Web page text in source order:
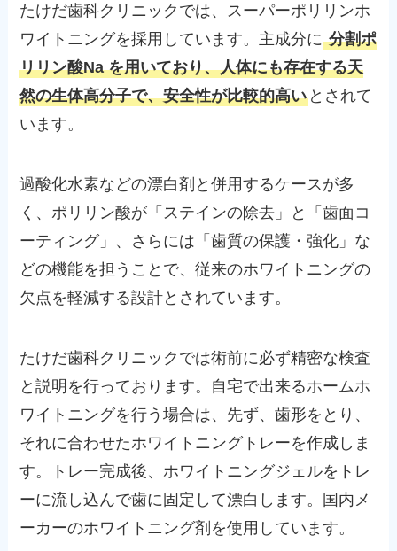
たけだ歯科クリニックでは、スーパーポリリンホ
ワイトニングを採用しています。主成分に分割ポ
リリン酸Na を用いており、人体にも存在する天
然の生体高分子で、安全性が比較的高い とされて
います。
過酸化水素などの漂白剤と併用するケースが多
く、ポリリン酸が「ステインの除去」と「歯面コ
ーティング」、さらには「歯質の保護・強化」な
どの機能を担うことで、従来のホワイトニングの
欠点を軽減する設計とされています。
たけだ歯科クリニックでは術前に必ず精密な検査
と説明を行っております。自宅で出来るホームホ
ワイトニングを行う場合は、先ず、歯形をとり、
それに合わせたホワイトニングトレーを作成しま
す。トレー完成後、ホワイトニングジェルをトレ
ーに流し込んで歯に固定して漂白します。国内メ
ーカーのホワイトニング剤を使用しています。